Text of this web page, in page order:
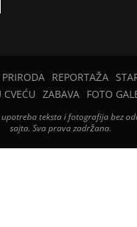
PRIRODA REPORTAŽA
CVEĆU ZABAVA FOTO
teksta i fotografija bez
sajta. Sva prava zadržana.